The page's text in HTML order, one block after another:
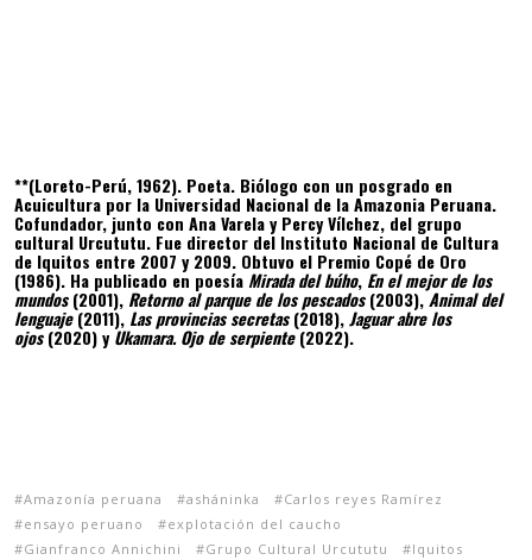
**(Loreto-Perú, 1962). Poeta. Biólogo con un posgrado en
Acuicultura por la Universidad Nacional de la Amazonia Peruana.
Cofundador, junto con Ana Varela y Percy Vílchez, del grupo
cultural Urcututu. Fue director del Instituto Nacional de Cultura
de Iquitos entre 2007 y 2009. Obtuvo el Premio Copé de Oro
(1986). Ha publicado en poesía Mirada del búho, En el mejor de los
mundos(2001), Retorno al parque de los pescados(2003),Animal del
lenguaje(2011), Las provincias secretas(2018),Jaguar abre los
ojos(2020) y Ukamara. Ojo de serpiente(2022).
Amazonía peruana asháninka
Carlos reyes Ramírez
ensayo peruano
explotación del caucho
Gianfranco Annichini
Grupo Cultural Urcututu
Iquitos